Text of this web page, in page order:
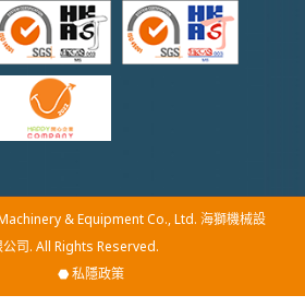
& Equipment Co., Ltd. 海獅機械設
公司. All Rights Reserved.
⬣私隱政策